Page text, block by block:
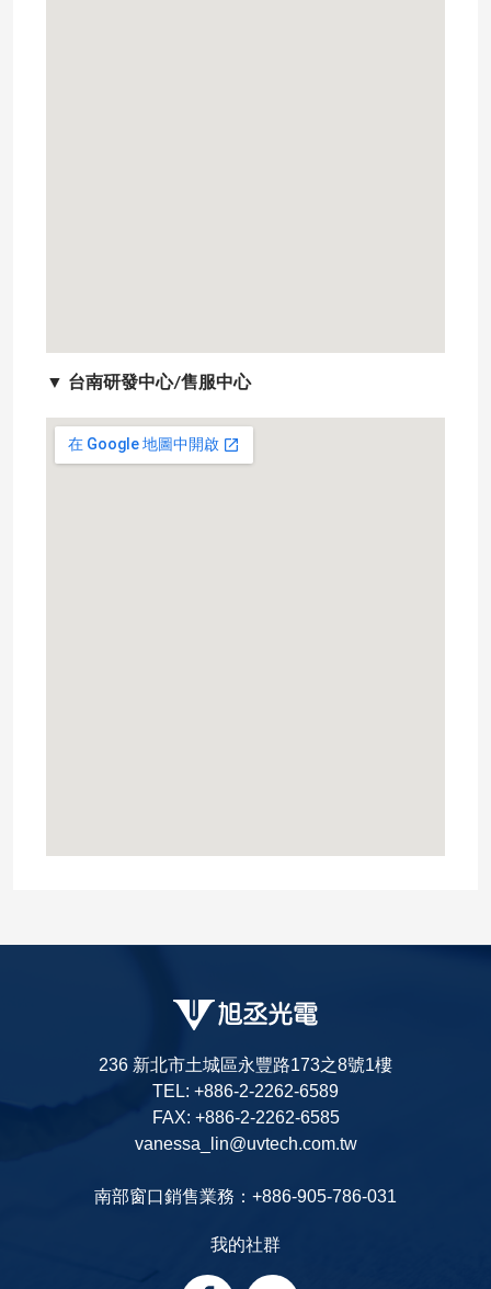
▼ 台南研發中心/售服中心
236 新北市土城區永豐路173之8號1樓
TEL: +886-2-2262-6589
FAX: +886-2-2262-6585
vanessa_lin@uvtech.com.tw
南部窗口銷售業務：+886-905-786-031
我的社群